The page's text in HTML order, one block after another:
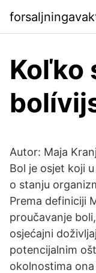
Koľko
Autor: Maja
Bol je osjet koji
o stanju
Prema definiciji
proučavanje
osjećajni
potencijalnim
okolnostima